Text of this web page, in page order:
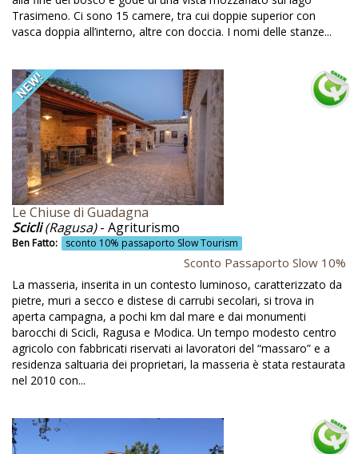
Laghi
Lago Trasimeno
Lampade a led e a risparmio energetico
Lampadine a basso consumo
Latte e formaggi biologici
Lavorazione latte
Le Capanne
Le Terre di Isa
Lecce
Legno naturale
Lezioni di cucina
Locali luminosi e termici
Luci temporizzate
Trasimeno. Ci sono 15 camere, tra cui doppie superior con
vasca doppia all’interno, altre con doccia. I nomi delle stanze...
Le Chiuse di Guadagna
Scicli(Ragusa)- Agriturismo
Ben Fatto: sconto 10% passaporto Slow Tourism
Sconto Passaporto Slow 10%
La masseria, inserita in un contesto luminoso, caratterizzato da
pietre, muri a secco e distese di carrubi secolari, si trova in
aperta campagna, a pochi km dal mare e dai monumenti
barocchi di Scicli, Ragusa e Modica. Un tempo modesto centro
agricolo con fabbricati riservati ai lavoratori del “massaro” e a
residenza saltuaria dei proprietari, la masseria è stata restaurata
nel 2010 con...